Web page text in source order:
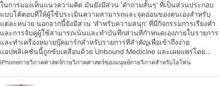
ในการมองเห็นแนวความคิด มันยังมีส่วน 'คำถามสั้นๆ' ที่เป็นส่วนประกอบ
แบบโต้ตอบที่ให้ผู้ใช้ประเมินความสามารถและจุดอ่อนของตนเองสำหรับ
แต่ละหน่วย นอกจากนี้ยังมีส่วน 'สำหรับความสนุก' ที่มีกิจกรรมการเรียงคำ
และการจับคู่ผู้ใช้สามารถเน้นและทำบันทึกส่วนที่กำหนดเองภายในรายการ
และทำเครื่องหมายบุ๊คมาร์กสำหรับรายการที่สำคัญเพื่อเข้าถึงง่าย
แอปพลิเคชันนี้ถูกขับเคลื่อนด้วย Unbound Medicine และเผยแพร่โดย…
iPhoneกายวิภาคศาสตร์กายวิภาคศาสตร์ของมนุษย์กายวิภาคสำหรับไอโฟน